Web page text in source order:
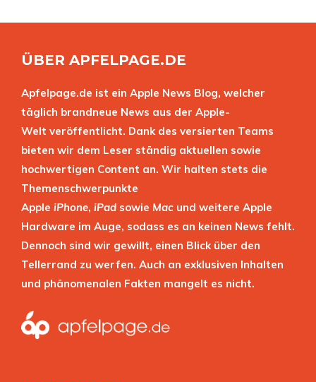
ÜBER APFELPAGE.DE
Apfelpage.de ist ein Apple News Blog, welcher
täglich brandneue News aus der Apple-
Welt veröffentlicht. Dank des versierten Teams
bieten wir dem Leser ständig aktuellen sowie
hochwertigen Content an. Wir halten stets die
Themenschwerpunkte
Apple iPhone, iPad sowie Mac und weitere Apple
Hardware im Auge, sodass es an keinen News fehlt.
Dennoch sind wir gewillt, einen Blick über den
Tellerrand zu werfen. Auch an exklusiven Inhalten
und phänomenalen Fakten mangelt es nicht.